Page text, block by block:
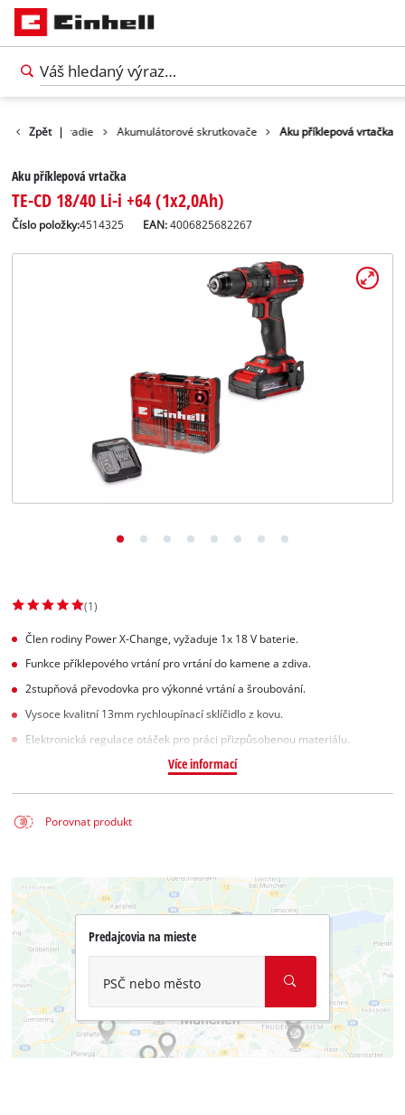
Zpět |Náradie Akumulátorové skrutkovače Aku příklepová vrtačka
Aku příklepová vrtačka
TE-CD 18/40 Li-i +64 (1x2,0Ah)
Číslo položky:4514325 EAN:4006825682267
(1)
Člen rodiny Power X-Change, vyžaduje 1x 18 V baterie.
Funkce příklepového vrtání pro vrtání do kamene a zdiva.
2stupňová převodovka pro výkonné vrtání a šroubování.
Vysoce kvalitní 13mm rychloupínací sklíčidlo z kovu.
Elektronická regulace otáček pro práci přizpůsobenou materiálu.
Více informací
Porovnat produkt
Predajcovia na mieste
PSČ nebo město